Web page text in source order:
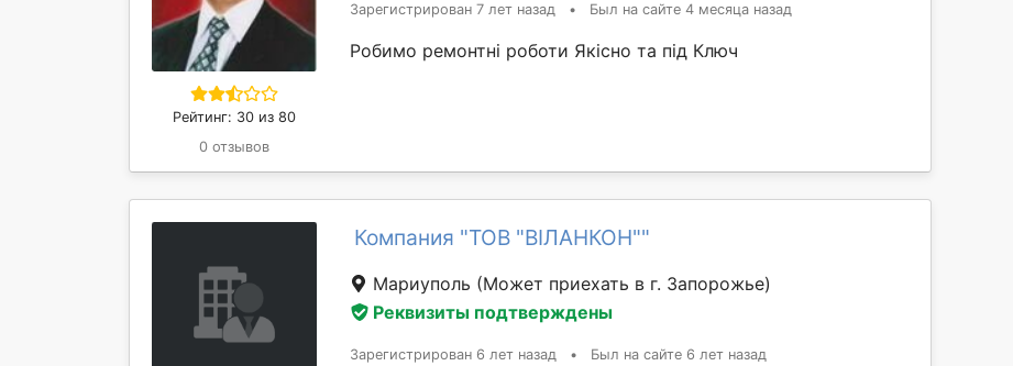
Рейтинг: 30 из 80
0 отзывов
Зарегистрирован 7 лет назад • Был на сайте 4 месяца назад
Робимо ремонтні роботи Якісно та під Ключ
Компания "ТОВ "ВІЛАНКОН""
Мариуполь (Может приехать в г. Запорожье)
Реквизиты подтверждены
Зарегистрирован 6 лет назад • Был на сайте 6 лет назад